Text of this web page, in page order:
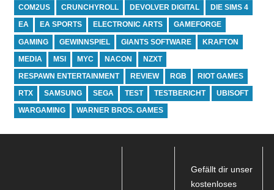
COM2US CRUNCHYROLL DEVOLVER DIGITAL DIE SIMS 4
EA EA SPORTS ELECTRONIC ARTS GAMEFORGE
GAMING GEWINNSPIEL GIANTS SOFTWARE KRAFTON
MEDIA MSI MYC NACON NZXT
RESPAWN ENTERTAINMENT REVIEW RGB RIOT GAMES
RTX SAMSUNG SEGA TEST TESTBERICHT UBISOFT
WARGAMING WARNER BROS. GAMES
Gefällt dir unser
kostenloses